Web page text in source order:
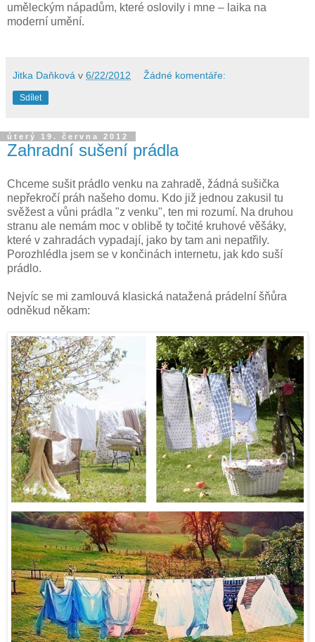
uměleckým nápadům, které oslovily i mne – laika na
moderní umění.
Jitka Daňková v 6/22/2012 Žádné komentáře:
Sdílet
úterý 19. června 2012
Zahradní sušení prádla
Chceme sušit prádlo venku na zahradě, žádná sušička
nepřekročí práh našeho domu. Kdo již jednou zakusil tu
svěžest a vůni prádla "z venku", ten mi rozumí. Na druhou
stranu ale nemám moc v oblibě ty točité kruhové věšáky,
které v zahradách vypadají, jako by tam ani nepatřily.
Porozhlédla jsem se v končinách internetu, jak kdo suší
prádlo.
Nejvíc se mi zamlouvá klasická natažená prádelní šňůra
odněkud někam: